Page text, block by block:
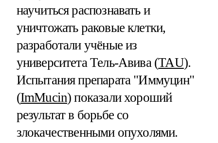
научиться распознавать и
уничтожать раковые клетки,
разработали учёные из
университета Тель-Авива (TAU).
Испытания препарата "Иммуцин"
(ImMucin) показали хороший
результат в борьбе со
злокачественными опухолями.